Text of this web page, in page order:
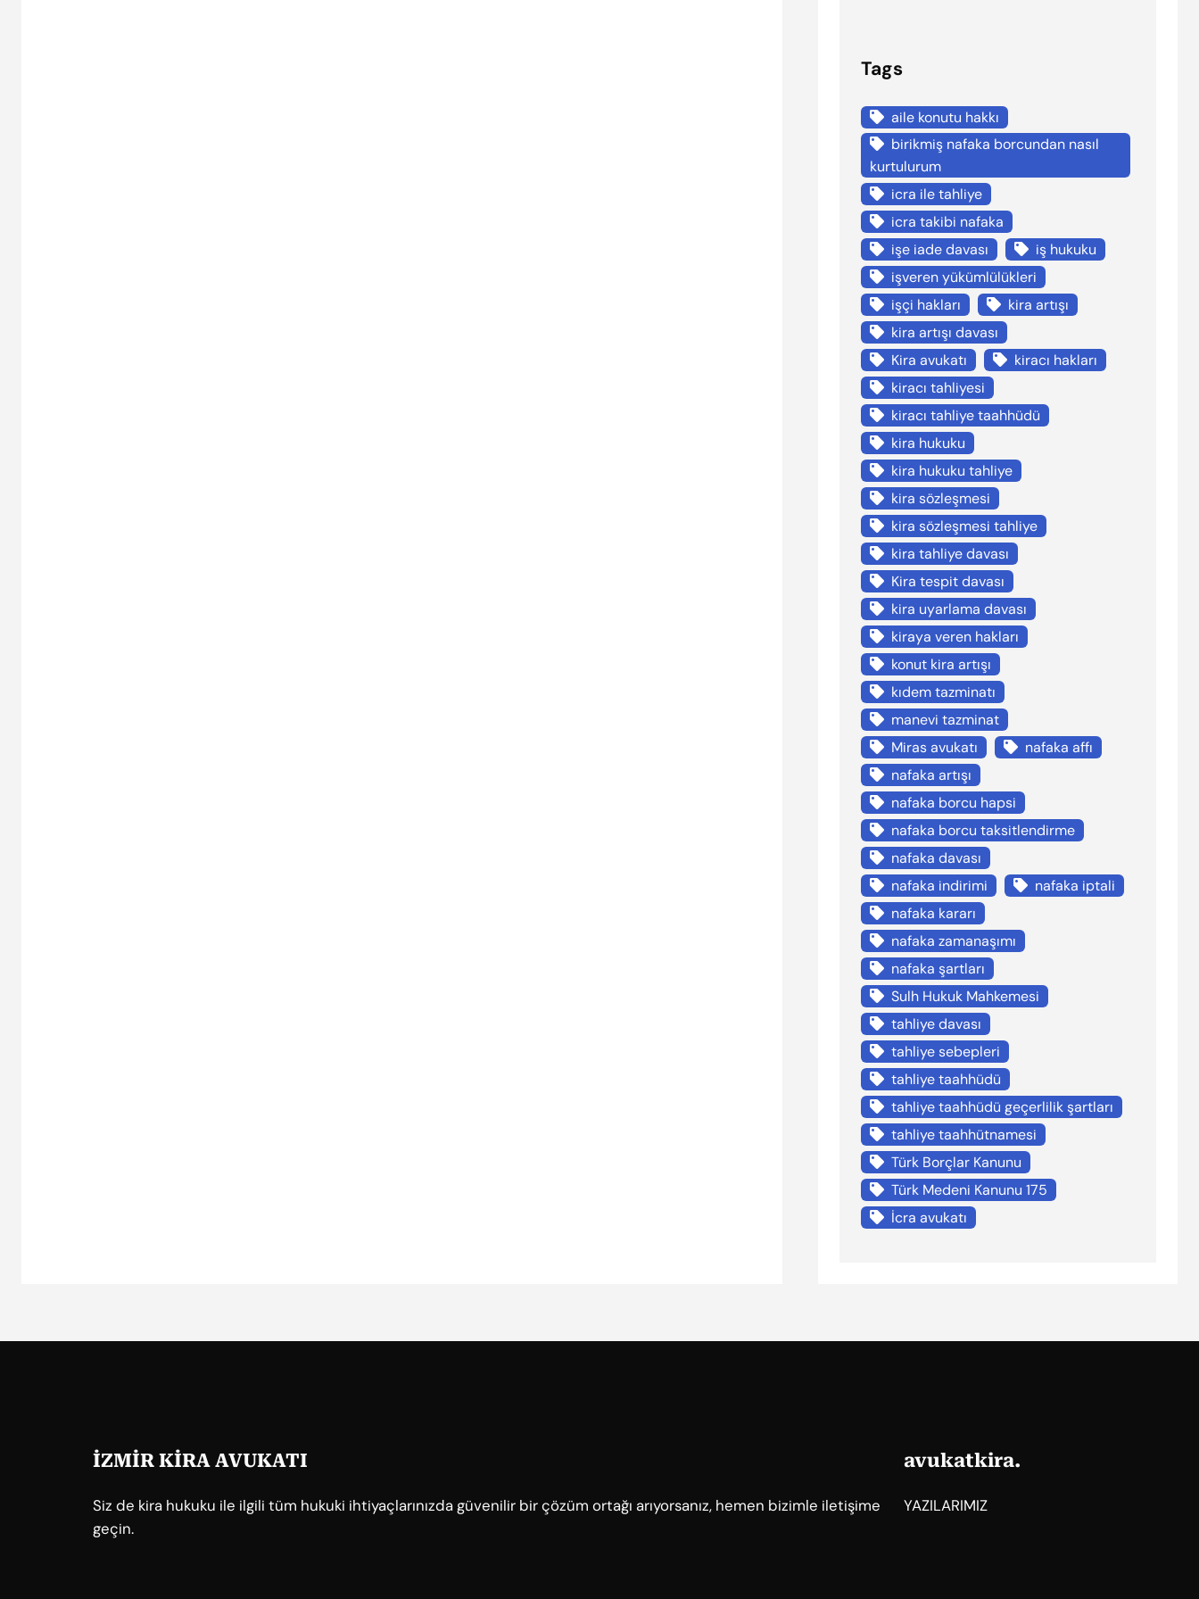
Tags
aile konutu hakkı
birikmiş nafaka borcundan nasıl
kurtulurum
icra ile tahliye
icra takibi nafaka
işe iade davası
iş hukuku
işveren yükümlülükleri
işçi hakları
kira artışı
kira artışı davası
Kira avukatı
kiracı hakları
kiracı tahliyesi
kiracı tahliye taahhüdü
kira hukuku
kira hukuku tahliye
kira sözleşmesi
kira sözleşmesi tahliye
kira tahliye davası
Kira tespit davası
kira uyarlama davası
kiraya veren hakları
konut kira artışı
kıdem tazminatı
manevi tazminat
Miras avukatı
nafaka affı
nafaka artışı
nafaka borcu hapsi
nafaka borcu taksitlendirme
nafaka davası
nafaka indirimi
nafaka iptali
nafaka kararı
nafaka zamanaşımı
nafaka şartları
Sulh Hukuk Mahkemesi
tahliye davası
tahliye sebepleri
tahliye taahhüdü
tahliye taahhüdü geçerlilik şartları
tahliye taahhütnamesi
Türk Borçlar Kanunu
Türk Medeni Kanunu 175
İcra avukatı
İZMİR KİRA AVUKATI
Siz de kira hukuku ile ilgili tüm hukuki ihtiyaçlarınızda güvenilir bir çözüm ortağı arıyorsanız, hemen bizimle iletişime
geçin.
avukatkira.
YAZILARIMIZ